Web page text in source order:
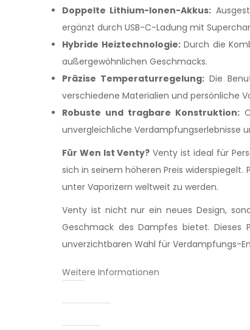
Doppelte Lithium-Ionen-Akkus:
ergänzt durch USB-C-Ladung mit
Hybride Heiztechnologie:Durch die
außergewöhnlichen Geschmacks.
Präzise Temperaturregelung:Die
verschiedene Materialien und persönliche
Robuste und tragbare Konstruktion:
unvergleichliche Verdampfungserlebnisse
Für Wen Ist Venty? Venty ist ideal für
sich in seinem höheren Preis
unter Vaporizern weltweit zu werden.
Venty ist nicht nur ein neues Design,
Geschmack des Dampfes bietet.
unverzichtbaren Wahl für Verdampfungs-
Weitere Informationen